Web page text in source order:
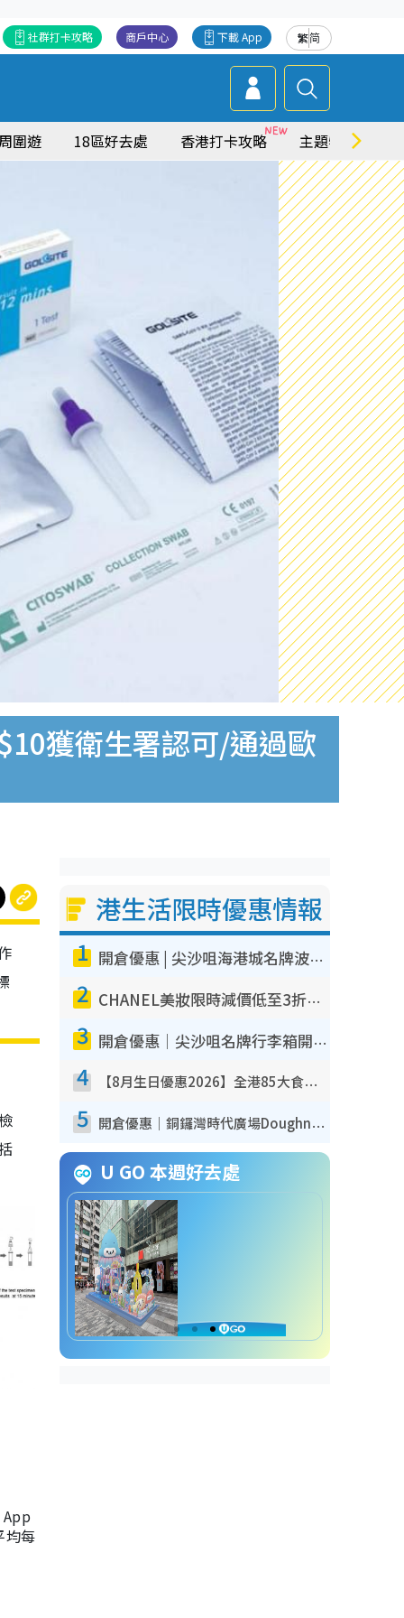
繁简
下載 App
商戶中心
社群打卡攻略
圍遊 18區好去處 香港打卡攻略 主題特集
獲衛生署認可/通過歐
均每
港生活限時優惠情報
1 開倉優惠 | 尖沙咀海港城名牌波鞋開倉低至1折！On鞋$899起／Joy&Peace鞋履$98起
2 CHANEL美妝限時減價低至3折！人氣粉底/唇膏/精華液低至$275！COCO香水都有平
3 開倉優惠｜尖沙咀名牌行李箱開倉低至4折！一連5日 American Tourister/ace./Hallmark $200起！
4 【8月生日優惠2026】全港85大食買玩著數攻略 自助餐/火鍋放題同行免費＋誠品/DONKI送現金券
5 開倉優惠｜銅鑼灣時代廣場Doughnut/Campo Marzio開倉低至1折！背囊、書包、手袋劈價$200起
U GO 本週好去處